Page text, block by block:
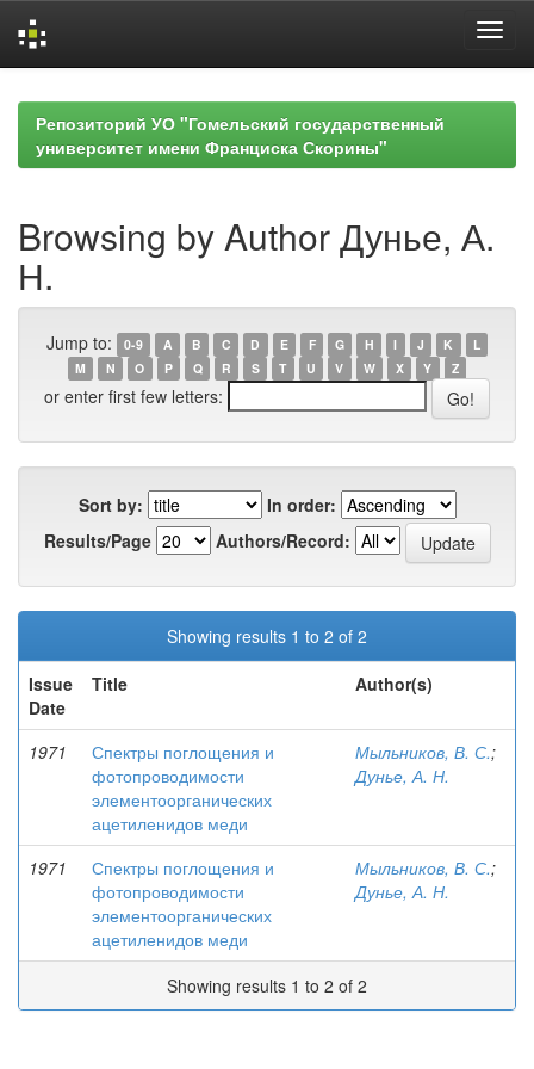
navigationРепозиторий УО "Гомельский государственный
университет имени Франциска Скорины"
Browsing by Author Дунье, А.
Н.
Jump to: 0-9 A B C D E F G H I J K
L
M
N O P Q R S T U V W X Y Z
or enter first few letters:
Sort by:
In order:
Results/Page
Authors/Record:
Showing results 1 to 2 of 2
Issue
Date
Title Author(s)
1971
Спектры поглощения и
фотопроводимости
элементоорганических
ацетиленидов меди
Мыльников, В. С.;
Дунье, А. Н.
1971
Спектры поглощения и
фотопроводимости
элементоорганических
ацетиленидов меди
Мыльников, В. С.;
Дунье, А. Н.
Showing results 1 to 2 of 2